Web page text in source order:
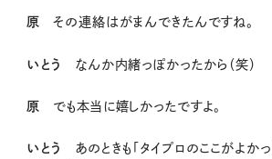
原 その連絡はがまんできたんですね。
いとう なんか内緒っぽかったから（笑）
原 でも本当に嬉しかったですよ。
いとう
あのときも「タイプロのここがよかっ